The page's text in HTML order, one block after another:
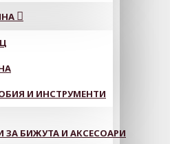
И ИНСТРУМЕНТИ
БИЖУТА И АКСЕСОАРИ